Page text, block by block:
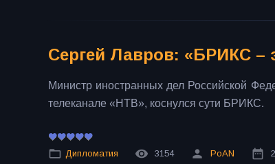
Сергей Лавров: «БРИКС –
Министр иностранных дел Российской
телеканале «НТВ», коснулся сути БРИКС.
Дипломатия 3154 PoAN